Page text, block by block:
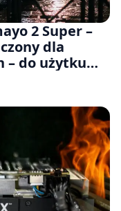
2 Super –
dla
– do użytku